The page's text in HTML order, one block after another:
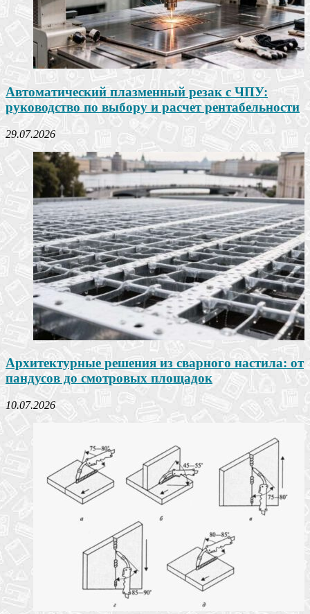
Автоматический плазменный резак с ЧПУ:
руководство по выбору и расчет рентабельности
29.07.2026
Архитектурные решения из сварного настила: от
пандусов до смотровых площадок
10.07.2026